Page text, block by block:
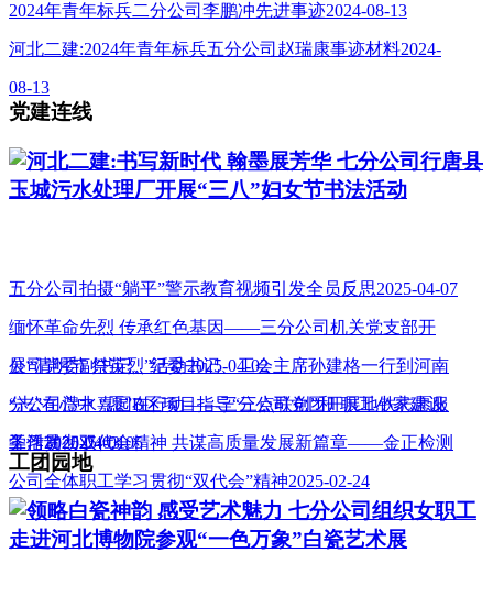
2024年青年标兵二分公司李鹏冲先进事迹2024-08-13
河北二建:2024年青年标兵五分公司赵瑞康事迹材料2024-
08-13
党建连线
河北二建:书写新时代 翰墨展芳华 七分公司行唐县
玉城污水处理厂开展“三八”妇女节书法活动
五分公司拍摄“躺平”警示教育视频引发全员反思2025-04-07
缅怀革命先烈 传承红色基因——三分公司机关党支部开
展“清明节 祭英烈”活动2025-04-02
公司党委副书记、纪委书记、工会主席孙建格一行到河南
分公司澧水嘉园B区项目指导“三点联创”和 职工小家建设
工作2025-04-01
“志”在心中 “愿”在行动——三分公司党团开展地铁志愿服
务活动2025-03-05
学习贯彻双代会精神 共谋高质量发展新篇章——金正检测
公司全体职工学习贯彻“双代会”精神2025-02-24
工团园地
领略白瓷神韵 感受艺术魅力 七分公司组织女职工
走进河北博物院参观“一色万象”白瓷艺术展